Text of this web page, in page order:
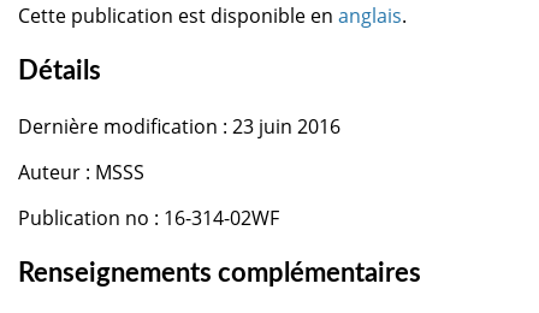
Cette publication est disponible en anglais.
Détails
Dernière modification : 23 juin 2016
Auteur : MSSS
Publication no : 16-314-02WF
Renseignements complémentaires